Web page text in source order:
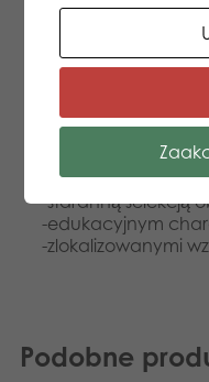
współpracy z
oferować Państwu
Polsce.
Układanki Larsen
-nietypowymi i
wykrojnikami, które
-produkcją w
-staranną selekcją
-edukacyjnym
-zlokalizowanymi
Podobne